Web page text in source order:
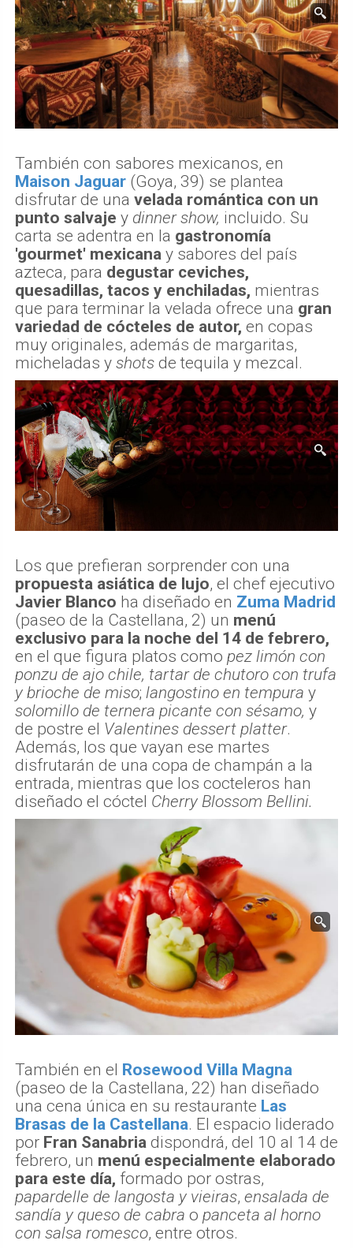
También con sabores mexicanos, en
Maison Jaguar (Goya, 39) se plantea
disfrutar de una velada romántica con un
punto salvaje y dinner show, incluido. Su
carta se adentra en la gastronomía
'gourmet' mexicana y sabores del país
azteca, para degustar ceviches,
quesadillas, tacos y enchiladas, mientras
que para terminar la velada ofrece una gran
variedad de cócteles de autor, en copas
muy originales, además de margaritas,
micheladas y shots de tequila y mezcal.
Los que prefieran sorprender con una
propuesta asiática de lujo, el chef ejecutivo
Javier Blanco ha diseñado en Zuma Madrid
(paseo de la Castellana, 2) un menú
exclusivo para la noche del 14 de febrero,
en el que figura platos como pez limón con
ponzu de ajo chile, tartar de chutoro con trufa
y brioche de miso; langostino en tempura y
solomillo de ternera picante con sésamo, y
de postre el Valentines dessert platter.
Además, los que vayan ese martes
disfrutarán de una copa de champán a la
entrada, mientras que los cocteleros han
diseñado el cóctel Cherry Blossom Bellini.
También en el Rosewood Villa Magna
(paseo de la Castellana, 22) han diseñado
una cena única en su restaurante Las
Brasas de la Castellana. El espacio liderado
por Fran Sanabria dispondrá, del 10 al 14 de
febrero, un menú especialmente elaborado
para este día, formado por ostras,
papardelle de langosta y vieiras, ensalada de
sandía y queso de cabra o panceta al horno
con salsa romesco, entre otros.